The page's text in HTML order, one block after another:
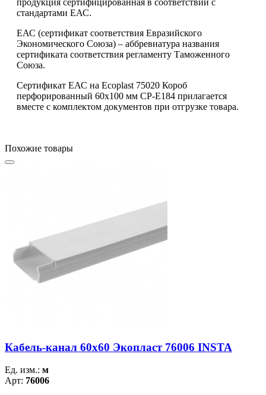
стандартами ЕАС.
ЕАС (сертификат соответствия Евразийского
Экономического Союза) – аббревиатура названия
сертификата соответствия регламенту Таможенного
Союза.
Сертификат ЕАС на Ecoplast 75020 Короб
перфорированный 60х100 мм CP-E184 прилагается
вместе с комплектом документов при отгрузке товара.
Похожие товары
Кабель-канал 60х60 Экопласт 76006 INSTA
Ед. изм.: м
Арт: 76006